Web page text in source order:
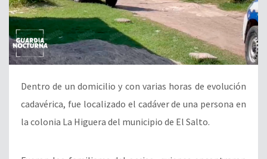
Dentro de un domicilio y con varias horas de evolución
cadavérica, fue localizado el cadáver de una persona en
la colonia La Higuera del municipio de El Salto.